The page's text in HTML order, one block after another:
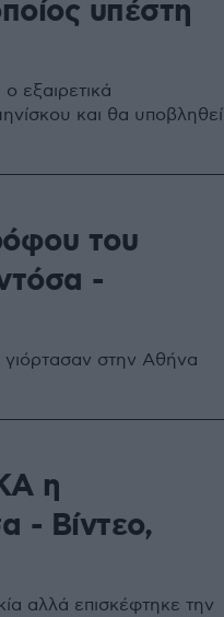
υπέστη
εξαιρετικά
και θα υποβληθεί
του
-
γιόρτασαν στην Αθήνα
η
- Βίντεο,
αλλά επισκέφτηκε την